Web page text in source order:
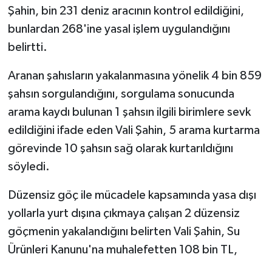
Şahin, bin 231 deniz aracının kontrol edildiğini,
bunlardan 268'ine yasal işlem uygulandığını
belirtti.
Aranan şahısların yakalanmasına yönelik 4 bin 859
şahsın sorgulandığını, sorgulama sonucunda
arama kaydı bulunan 1 şahsın ilgili birimlere sevk
edildiğini ifade eden Vali Şahin, 5 arama kurtarma
görevinde 10 şahsın sağ olarak kurtarıldığını
söyledi.
Düzensiz göç ile mücadele kapsamında yasa dışı
yollarla yurt dışına çıkmaya çalışan 2 düzensiz
göçmenin yakalandığını belirten Vali Şahin, Su
Ürünleri Kanunu'na muhalefetten 108 bin TL,